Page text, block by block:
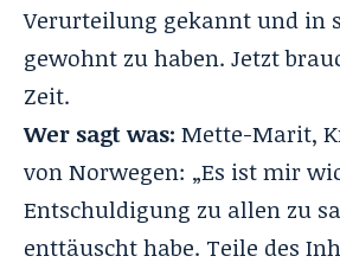
Verurteilung gekannt und in
gewohnt zu haben. Jetzt
Zeit.
Wer sagt was: Mette-Marit,
von Norwegen: „Es ist mir
Entschuldigung zu allen zu
enttäuscht habe. Teile des